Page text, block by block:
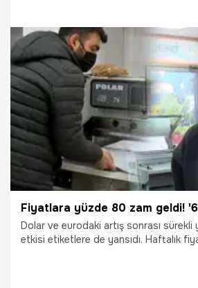
15.08.2024 Gündem
Dolar ve eurodaki artış sonrası sürekli
etkisi etiketlere de yansıdı. Haftalık